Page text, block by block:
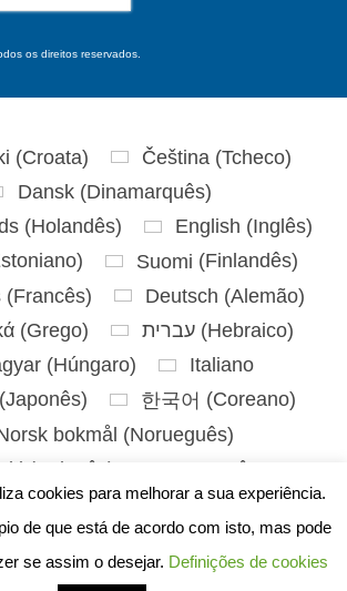
os direitos reservados.
cookies para melhorar a sua experiência.
de que está de acordo com isto, mas pode
se assim o desejar. Definições de cookies
(Croata) Čeština (Tcheco)
Dansk(Dinamarquês)
(Holandês) English (Inglês)
) Suomi (Finlandês)
(Francês) Deutsch (Alemão)
(Grego) עברית (Hebraico)
(Húngaro)
Italiano
Japonês) 한국어 (Coreano)
bokmål (Norueguês)
( Polonês )
Português
Slovenčina (Eslavo)
Slovenščina( Esloveno)
Espanhol ) Svenska(Sueco)